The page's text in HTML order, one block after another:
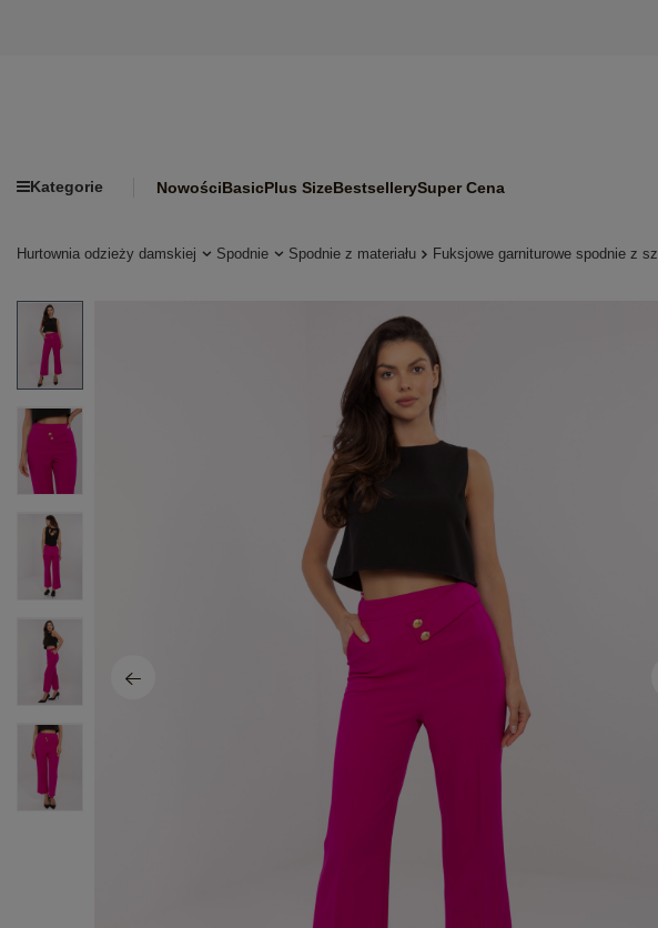
Kategorie NowościBasicPlus SizeBestsellerySuper Cena
Hurtownia odzieży damskiej Spodnie Spodnie z materiału Fuksjowe garniturowe spodnie z